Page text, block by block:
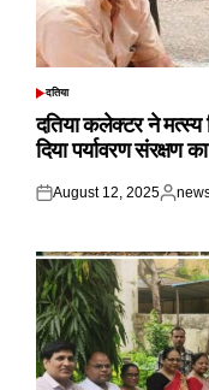
POSTED
दतिया
दतिया कलेक्टर ने मत्स्य
दिया पर्यावरण संरक्षण
Posted
August 12, 2025
Posted